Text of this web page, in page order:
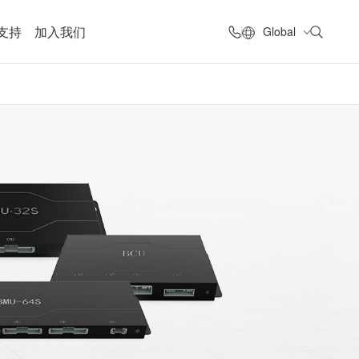
持 加入我们 Global